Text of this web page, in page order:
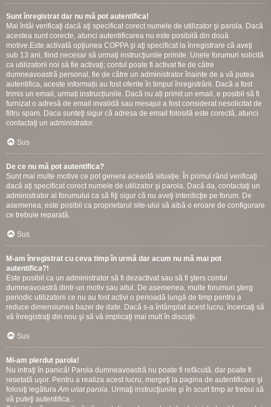
Sunt înregistrat dar nu mă pot autentifica!
Mai întâi verificaţi dacă aţi specificat corect numele de utilizator şi parola. Dacă
acestea sunt corecte, atunci autentificarea nu este posibilă din două
motive.Este activată opţiunea COPPA şi aţi specificat la înregistrare că aveţi
sub 13 ani, fiind necesar să urmaţi instrucţiunile primite. Unele forumuri solicită
ca utilizatorii noi să fie activaţi; contul poate fi activat fie de către
dumneavoastră personal, fie de către un administrator înainte de a vă putea
autentifica, aceste informații au fost oferite în timpul înregistrării. Dacă a fost
trimis un email, urmați instrucțiunile. Dacă nu ați primit un email, e posibil să fi
furnizat o adresă de email invalidă sau mesajul a fost considerat nesolicitat de
filtru spam. Daca sunteţi sigur că adresa de email folosită este corectă, atunci
contactaţi un administrator.
Sus
De ce nu mă pot autentifica?
Sunt mai multe motive ce pot genera această situație. În primul rând verificaţi
dacă aţi specificat corect numele de utilizator şi parola. Dacă da, contactaţi un
administrator al forumului ca să fiţi sigur că nu aveţi interdicţie pe forum. De
asemenea, este posibil ca proprietarul site-ului să aibă o eroare de configurare
ce trebuie reparată.
Sus
M-am înregistrat cu ceva timp în urmă dar acum nu mă mai pot
autentifica?!
Este posibil ca un administrator să fi dezactivat sau să fi şters contul
dumneavoastră dintr-un motiv sau altul. De asemenea, multe forumuri şterg
periodic utilizatorii ce nu au fost activi o perioadă lungă de timp pentru a
reduce dimensiunea bazei de date. Dacă s-a întâmplat acest lucru, încercaţi să
vă înregistraţi din nou şi să vă implicaţi mai mult în discuţii.
Sus
Mi-am pierdut parola!
Nu intraţi în panică! Parola dumneavoastră nu poate fi refăcută, dar poate fi
resetată uşor. Pentru a realiza acest lucru, mergeţi la pagina de autentificare şi
folosiţi legăturaAm uitat parola. Urmaţi instrucţiunile şi în scurt timp ar trebui să
vă puteţi autentifica..